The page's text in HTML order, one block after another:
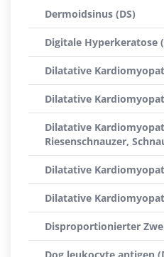
Dermoidsinus (DS)
Digitale Hyperkeratose
Dilatative
Dilatative
Dilatative
Riesenschnauzer,
Dilatative
Dilatative
Disproportionierter